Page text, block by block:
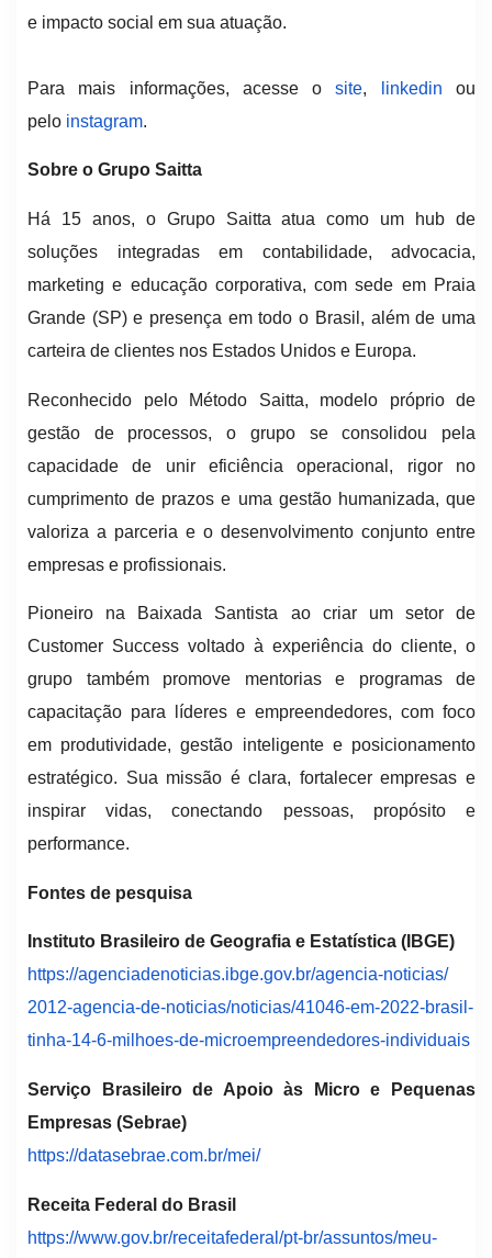
e impacto social em sua atuação.
Para mais informações, acesse o site, linkedin ou
pelo instagram.
Sobre o Grupo Saitta
Há 15 anos, o Grupo Saitta atua como um hub de
soluções integradas em contabilidade, advocacia,
marketing e educação corporativa, com sede em Praia
Grande (SP) e presença em todo o Brasil, além de uma
carteira de clientes nos Estados Unidos e Europa.
Reconhecido pelo Método Saitta, modelo próprio de
gestão de processos, o grupo se consolidou pela
capacidade de unir eficiência operacional, rigor no
cumprimento de prazos e uma gestão humanizada, que
valoriza a parceria e o desenvolvimento conjunto entre
empresas e profissionais.
Pioneiro na Baixada Santista ao criar um setor de
Customer Success voltado à experiência do cliente, o
grupo também promove mentorias e programas de
capacitação para líderes e empreendedores, com foco
em produtividade, gestão inteligente e posicionamento
estratégico. Sua missão é clara, fortalecer empresas e
inspirar vidas, conectando pessoas, propósito e
performance.
Fontes de pesquisa
Instituto Brasileiro de Geografia e Estatística (IBGE)
https://agenciadenoticias.ibge.gov.br/agencia-noticias/
2012-agencia-de-noticias/noticias/41046-em-2022-brasil-
tinha-14-6-milhoes-de-microempreendedores-individuais
Serviço Brasileiro de Apoio às Micro e Pequenas
Empresas (Sebrae)
https://datasebrae.com.br/mei/
Receita Federal do Brasil
https://www.gov.br/receitafederal/pt-br/assuntos/meu-